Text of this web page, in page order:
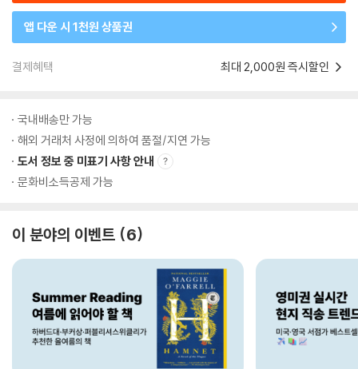
앱 다운 시 1천원 상품권
결제혜택 최대 2,000원 즉시할인
국내배송만 가능
해외 거래처 사정에 의하여 품절/지연 가능
도서 정보 중 미표기 사항 안내
문화비소득공제 가능
이 분야의 이벤트 6